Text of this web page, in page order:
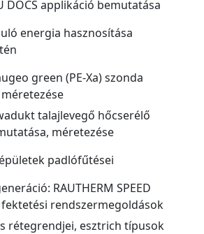
DOCS applikáció bemutatása
energia hasznosítása
green (PE-Xa) szonda
talajlevegő hőcserélő
méretezése
padlófűtései
RAUTHERM SPEED
fektetési rendszermegoldások
rétegrendjei, esztrich típusok